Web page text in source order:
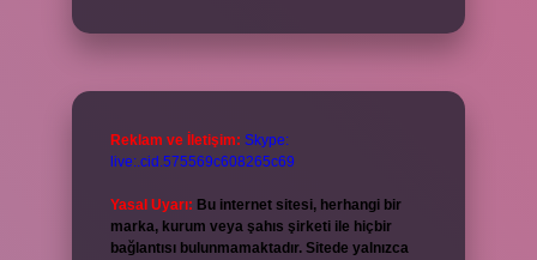
Reklam ve İletişim: Skype:
live:.cid.575569c608265c69
Yasal Uyarı: Bu internet sitesi, herhangi bir
marka, kurum veya şahıs şirketi ile hiçbir
bağlantısı bulunmamaktadır. Sitede yalnızca